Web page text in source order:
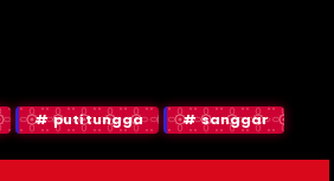
puti tungga sanggar